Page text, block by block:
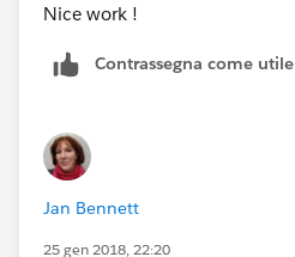
Nice work !
Contrassegna come utile
Jan Bennett
25 gen 2018, 22:20